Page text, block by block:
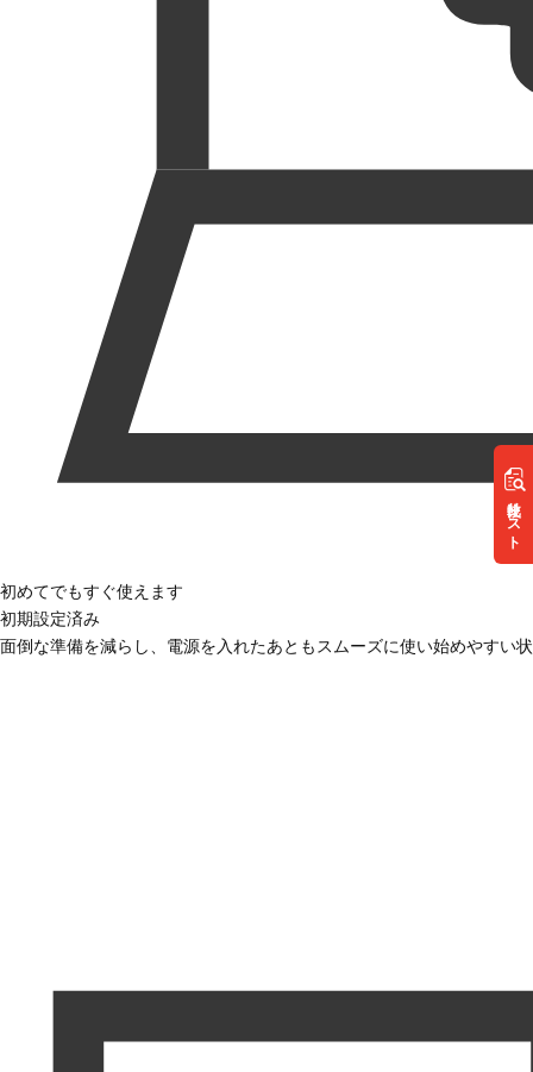
リスト
初めてでもすぐ使えます
初期設定済み
面倒な準備を減らし、電源を入れたあともスムーズに使い始めやすい